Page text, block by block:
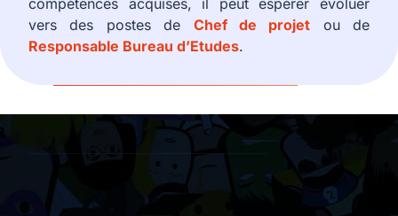
compétences acquises, il peut espérer évoluer
vers des postes de Chef de projet ou de
Responsable Bureau d’Etudes.